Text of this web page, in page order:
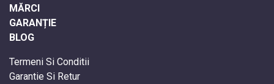
MĂRCI
GARANȚIE
BLOG
Termeni Si Conditii
Garantie Si Retur